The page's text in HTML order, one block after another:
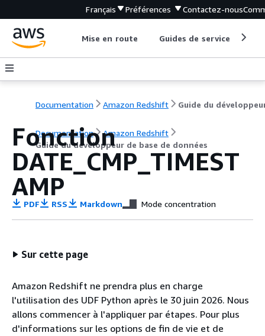
Français Préférences Contactez-nous
Mise en route Guides de service
Documentation Amazon Redshift
Documentation
Amazon Redshift
Guide du développeur de base de données
Fonction
DATE_CMP_TIMEST
AMP
PDF RSS Markdown Mode concentration
Sur cette page
Amazon Redshift ne prendra plus en charge
l'utilisation des UDF Python après le 30 juin 2026. Nous
allons commencer à l'appliquer par étapes. Pour plus
d'informations sur les options de fin de vie et de